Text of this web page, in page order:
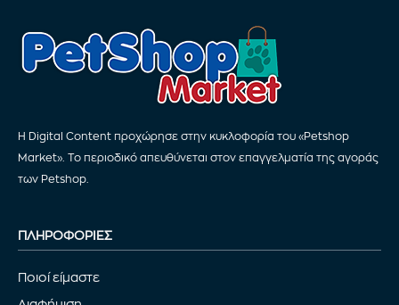
Η Digital Content προχώρησε στην κυκλοφορία του «Petshop
Market». Το περιοδικό απευθύνεται στον επαγγελματία της αγοράς
των Petshop.
ΠΛΗΡΟΦΟΡΙΕΣ
Ποιοί είμαστε